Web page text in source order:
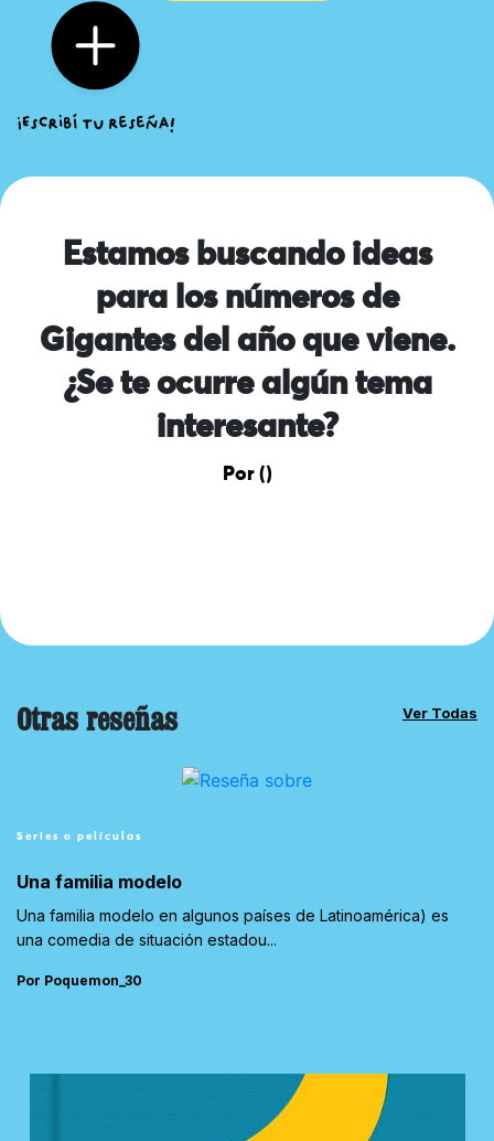
Estamos buscando ideas
para los números de
Gigantes del año que viene.
¿Se te ocurre algún tema
interesante?
Por ()
Otras reseñas Ver Todas
Series o películas
Una familia modelo
Una familia modelo en algunos países de Latinoamérica) es
una comedia de situación estadou...
Por Poquemon_30